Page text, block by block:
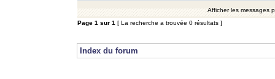
Afficher les messages
Page 1 sur 1 [ La recherche a trouvée 0 résultats ]
Index du forum